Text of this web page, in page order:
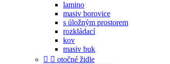
lamino
masiv borovice
s úložným prostorem
rozkládací
kov
masiv buk
  otočné židle